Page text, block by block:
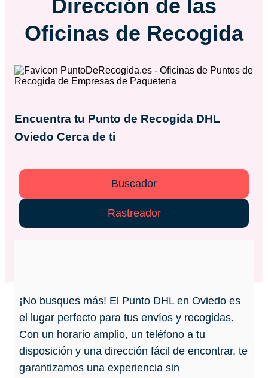
Dirección de las
Oficinas de Recogida
Encuentra tu Punto de Recogida DHL
Oviedo Cerca de ti
Buscador
Rastreador
¡No busques más! El Punto DHL en Oviedo es
el lugar perfecto para tus envíos y recogidas.
Con un horario amplio, un teléfono a tu
disposición y una dirección fácil de encontrar, te
garantizamos una experiencia sin